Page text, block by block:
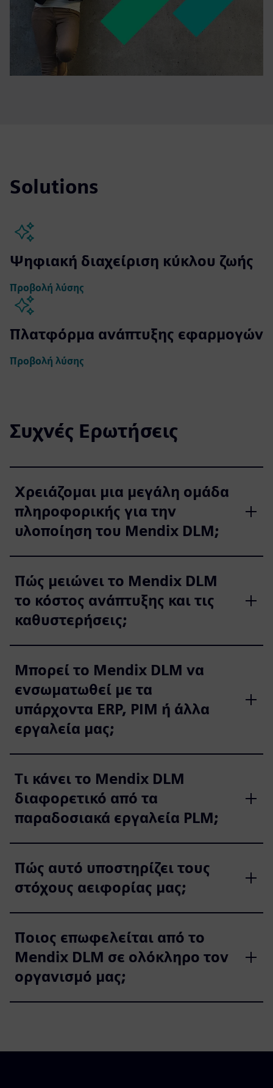
Solutions
Ψηφιακή διαχείριση κύκλου ζωής
Προβολή λύσης
Πλατφόρμα ανάπτυξης εφαρμογών
Προβολή λύσης
Συχνές Ερωτήσεις
Χρειάζομαι μια μεγάλη ομάδα
πληροφορικής για την
υλοποίηση του Mendix DLM;
Πώς μειώνει το Mendix DLM
το κόστος ανάπτυξης και τις
καθυστερήσεις;
Μπορεί το Mendix DLM να
ενσωματωθεί με τα
υπάρχοντα ERP, PIM ή άλλα
εργαλεία μας;
Τι κάνει το Mendix DLM
διαφορετικό από τα
παραδοσιακά εργαλεία PLM;
Πώς αυτό υποστηρίζει τους
στόχους αειφορίας μας;
Ποιος επωφελείται από το
Mendix DLM σε ολόκληρο τον
οργανισμό μας;